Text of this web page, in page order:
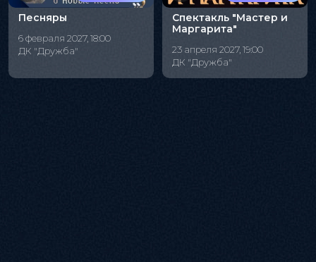
Песняры
6 февраля 2027, 18:00
ДК "Дружба"
Спектакль "Мастер и
Маргарита"
23 апреля 2027, 19:00
ДК "Дружба"